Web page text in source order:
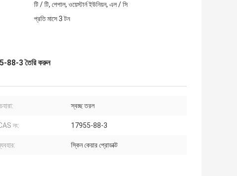
টি / টি, পেপাল, ওয়েস্টার্ন ইউনিয়ন, এল / সি
প্রতি মাসে 3 টন
88-3 তৈরি করুন
স্বচ্ছ তরল
নং: 17955-88-3
স্কিন কেয়ার প্রোডাক্ট